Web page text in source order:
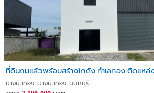
ที่ดินถมแล้วพร้อมสร้างโกดัง ทำเลทอง ติดแหล่
บางบัวทอง, บางบัวทอง, นนทบุรี